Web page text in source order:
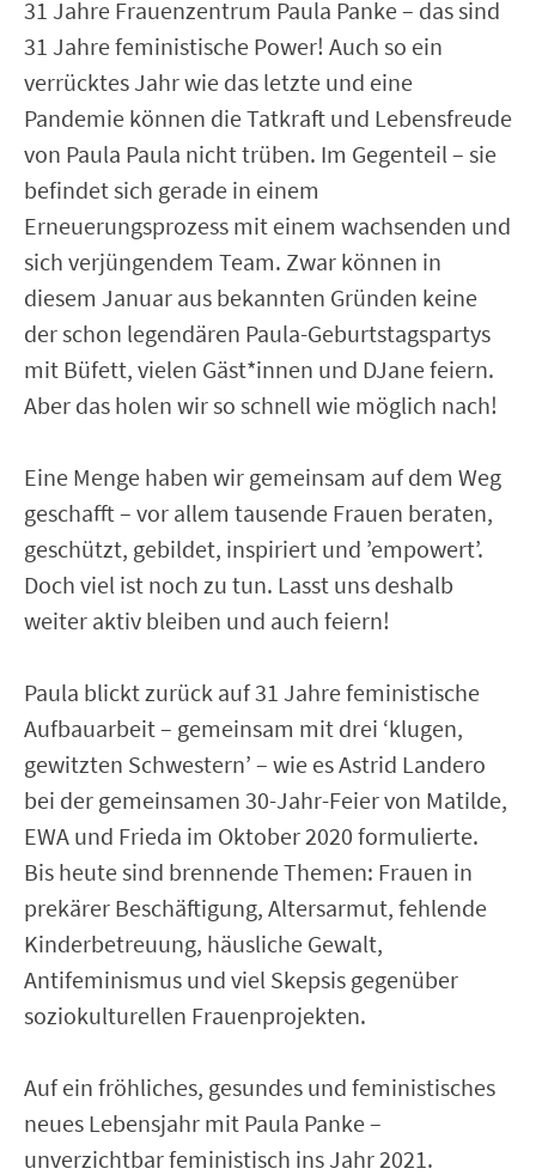
31 Jahre Frauenzentrum Paula Panke – das sind
31 Jahre feministische Power! Auch so ein
verrücktes Jahr wie das letzte und eine
Pandemie können die Tatkraft und Lebensfreude
von Paula Paula nicht trüben. Im Gegenteil – sie
befindet sich gerade in einem
Erneuerungsprozess mit einem wachsenden und
sich verjüngendem Team. Zwar können in
diesem Januar aus bekannten Gründen keine
der schon legendären Paula-Geburtstagspartys
mit Büfett, vielen Gäst*innen und DJane feiern.
Aber das holen wir so schnell wie möglich nach!
Eine Menge haben wir gemeinsam auf dem Weg
geschafft – vor allem tausende Frauen beraten,
geschützt, gebildet, inspiriert und ’empowert’.
Doch viel ist noch zu tun. Lasst uns deshalb
weiter aktiv bleiben und auch feiern!
Paula blickt zurück auf 31 Jahre feministische
Aufbauarbeit – gemeinsam mit drei ‘klugen,
gewitzten Schwestern’ – wie es Astrid Landero
bei der gemeinsamen 30-Jahr-Feier von Matilde,
EWA und Frieda im Oktober 2020 formulierte.
Bis heute sind brennende Themen: Frauen in
prekärer Beschäftigung, Altersarmut, fehlende
Kinderbetreuung, häusliche Gewalt,
Antifeminismus und viel Skepsis gegenüber
soziokulturellen Frauenprojekten.
Auf ein fröhliches, gesundes und feministisches
neues Lebensjahr mit Paula Panke –
unverzichtbar feministisch ins Jahr 2021.